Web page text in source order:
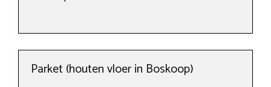
Parket (houten vloer in Boskoop)